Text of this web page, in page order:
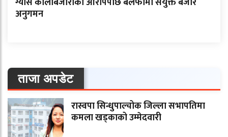
अनुगमन
ताजा अपडेट
रास्वपा सिन्धुपाल्चोक जिल्ला सभापतिमा
कमला खड्काको उम्मेदवारी